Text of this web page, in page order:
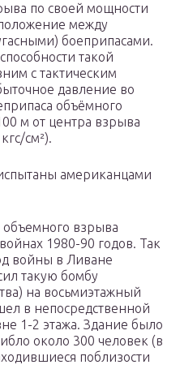
по своей мощности
между
боеприпасами.
такой
с тактическим
давление во
объёмного
м от центра взрыва
см²).
американцами
взрыва
1980-90 годов. Так
войны в Ливане
такую бомбу
на восьмиэтажный
в непосредственной
1-2 этажа. Здание было
около 300 человек (в
поблизости